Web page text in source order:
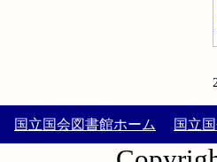
国立国会図書館ホーム 国立